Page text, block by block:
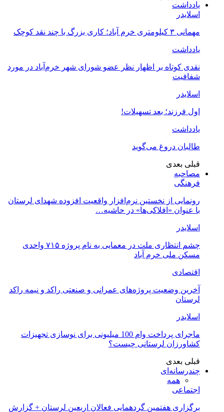
یادداشت
اسلایدر
مهمانی ۳ کیلومتری خرم آباد؛ کاری بزرگ با چند نقد کوچک
یادداشت
نقدی کوتاه بر اظهار نظر عضو شورای شهر خرم‌آباد در مورد
شفافیت
اسلایدر
اول فرزند؛ بعد تسهیلات!
یادداشت
طالبان دروغ می‌گوید
قبلی بعدی
مصاحبه
فرهنگی
رونمایی از نخستین نرم‌افزار واقعیت افزوده شهدای لرستان
با عنوان «افلاکی‌ها» در حاشیه…
اسلایدر
چشم انتظاری ملت در معمایی به نام پروژه ۷۱۵ واحدی
مسکن ملی خرم آباد
اقتصادی
آخرین وضعیت پروژه‌های عمرانی و صنعتی راکد و نیمه راکد
لرستان
اسلایدر
ماجرای پرداخت وام 100 میلیونی برای نوسازی تجهیزات
کشاورزان لرستانی چیست؟
قبلی بعدی
چندرسانه‌ای
همه
اجتماعی
برگزاری هفتمین گردهمایی فعالان اربعین لرستان + گزارش